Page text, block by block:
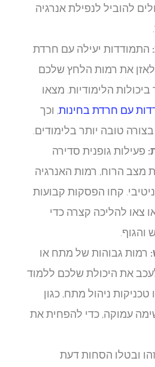
להוביל לנפילת אנרגיה
יעילה עם חרדת
את רמות הלחץ שלכם
הלימודיות. מצאו
עם חרדת בחינות, וכך
טובה יותר בלימודים.
גופנית סדירה
הרוח, רמות האנרגיה
קחו הפסקות קבועות
להליכה קצרה כדי
גבוהות של מתח או
את היכולת שלכם ללמוד
ניהול מתח, כגון
עמוקה, כדי להפחית את
ובטלו הסחות דעת